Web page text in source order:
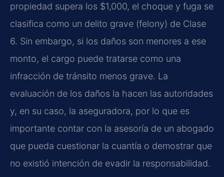
propiedad supera los $1,000, el choque y fuga se
clasifica como un delito grave (felony) de Clase
6. Sin embargo, si los daños son menores a ese
monto, el cargo puede tratarse como una
infracción de tránsito menos grave. La
evaluación de los daños la hacen las autoridades
y, en su caso, la aseguradora, por lo que es
importante contar con la asesoría de un abogado
que pueda cuestionar la cuantía o demostrar que
no existió intención de evadir la responsabilidad.